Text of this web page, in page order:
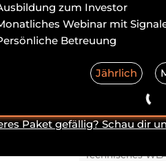
die Aktie
findet ihr
WKN/ISIN
Branche
Peter Lynch
Fundamentales
Rating
Technisches
zum Investor
Webinar mit
Betreuung
Jährlich
Paket gefällig? Schau dir